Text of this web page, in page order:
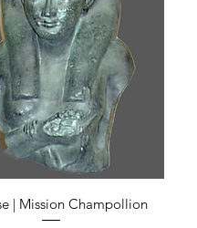
| Mission Champollion